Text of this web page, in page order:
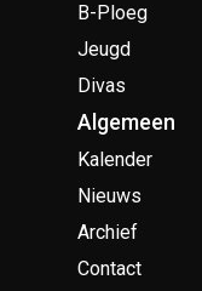
B-Ploeg
Jeugd
Divas
Algemeen
Kalender
Nieuws
Archief
Contact